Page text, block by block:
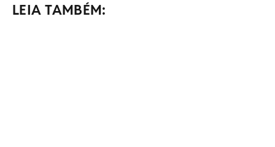
LEIA TAMBÉM: